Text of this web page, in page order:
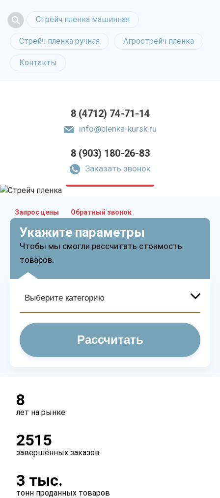
Стрейч пленка машинная
Стрейч пленка ручная Агрострейч пленка
Контакты
8 (4712) 74-71-14
info@plenka-kursk.ru
8 (903) 180-26-83
Заказать звонок
Стрейч пленка
в Курске
Запрос цены Обратный звонок
Укажите параметры
Чтобы мы смогли рассчитать стоимость
товаров.
Рассчитать
8
лет на рынке
2515
завершённых заказов
3 тыс.
тонн проданных товаров